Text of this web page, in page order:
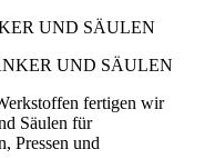
UND SÄULEN
fertigen wir
Säulen für
Pressen und